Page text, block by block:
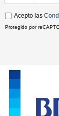
Acepto las
Protegido por